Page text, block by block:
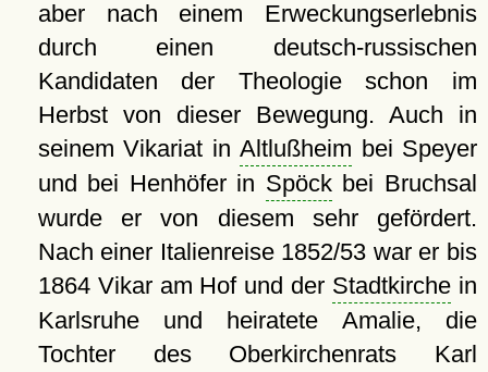
aber nach einem Erweckungserlebnis
durch einen deutsch-russischen
Kandidaten der Theologie schon im
Herbst von dieser Bewegung. Auch in
seinem Vikariat inAltlußheim bei Speyer
und bei Henhöfer in Spöckbei Bruchsal
wurde er von diesem sehr gefördert.
Nach einer Italienreise 1852/53 war er bis
1864 Vikar am Hof und der Stadtkirche in
Karlsruhe und heiratete Amalie, die
Tochter des Oberkirchenrats Karl